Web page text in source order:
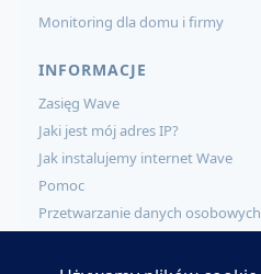
Monitoring dla domu i firmy
INFORMACJE
Zasięg Wave
Jaki jest mój adres IP?
Jak instalujemy internet Wave
Pomoc
Przetwarzanie danych osobowych